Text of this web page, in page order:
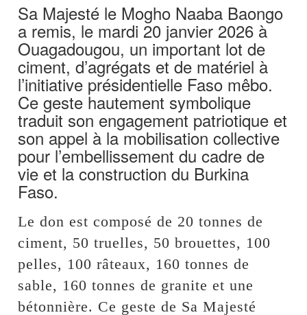
Sa Majesté le Mogho Naaba Baongo
a remis, le mardi 20 janvier 2026 à
Ouagadougou, un important lot de
ciment, d’agrégats et de matériel à
l’initiative présidentielle Faso mêbo.
Ce geste hautement symbolique
traduit son engagement patriotique et
son appel à la mobilisation collective
pour l’embellissement du cadre de
vie et la construction du Burkina
Faso.
Le don est composé de 20 tonnes de
ciment, 50 truelles, 50 brouettes, 100
pelles, 100 râteaux, 160 tonnes de
sable, 160 tonnes de granite et une
bétonnière. Ce geste de Sa Majesté